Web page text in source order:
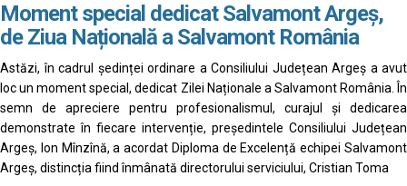
Moment special dedicat Salvamont Argeș,
de Ziua Națională a Salvamont România
Astăzi, în cadrul ședinței ordinare a Consiliului Județean Argeș a avut
loc un moment special, dedicat Zilei Naționale a Salvamont România. În
semn de apreciere pentru profesionalismul, curajul și dedicarea
demonstrate în fiecare intervenție, președintele Consiliului Județean
Argeș, Ion Mînzînă, a acordat Diploma de Excelență echipei Salvamont
Argeș, distincția fiind înmânată directorului serviciului, Cristian Toma